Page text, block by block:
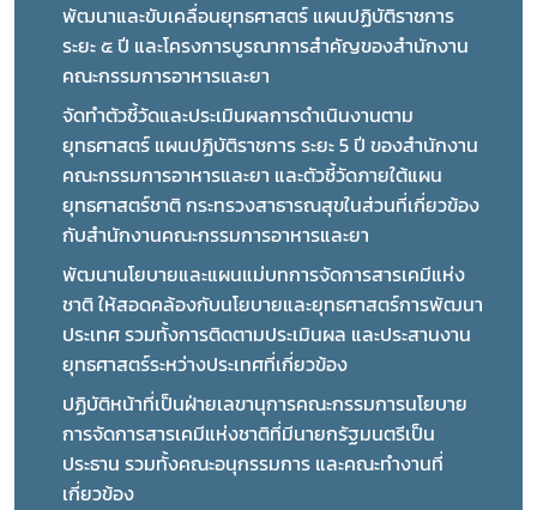
พัฒนาและขับเคลื่อนยุทธศาสตร์ แผนปฏิบัติราชการ
ระยะ ๕ ปี และโครงการบูรณาการสำคัญของสำนักงาน
คณะกรรมการอาหารและยา
จัดทำตัวชี้วัดและประเมินผลการดำเนินงานตาม
ยุทธศาสตร์ แผนปฏิบัติราชการ ระยะ 5 ปี ของสำนักงาน
คณะกรรมการอาหารและยา และตัวชี้วัดภายใต้แผน
ยุทธศาสตร์ชาติ กระทรวงสาธารณสุขในส่วนที่เกี่ยวข้อง
กับสำนักงานคณะกรรมการอาหารและยา
พัฒนานโยบายและแผนแม่บทการจัดการสารเคมีแห่ง
ชาติ ให้สอดคล้องกับนโยบายและยุทธศาสตร์การพัฒนา
ประเทศ รวมทั้งการติดตามประเมินผล และประสานงาน
ยุทธศาสตร์ระหว่างประเทศที่เกี่ยวข้อง
ปฏิบัติหน้าที่เป็นฝ่ายเลขานุการคณะกรรมการนโยบาย
การจัดการสารเคมีแห่งชาติที่มีนายกรัฐมนตรีเป็น
ประธาน รวมทั้งคณะอนุกรรมการ และคณะทำงานที่
เกี่ยวข้อง